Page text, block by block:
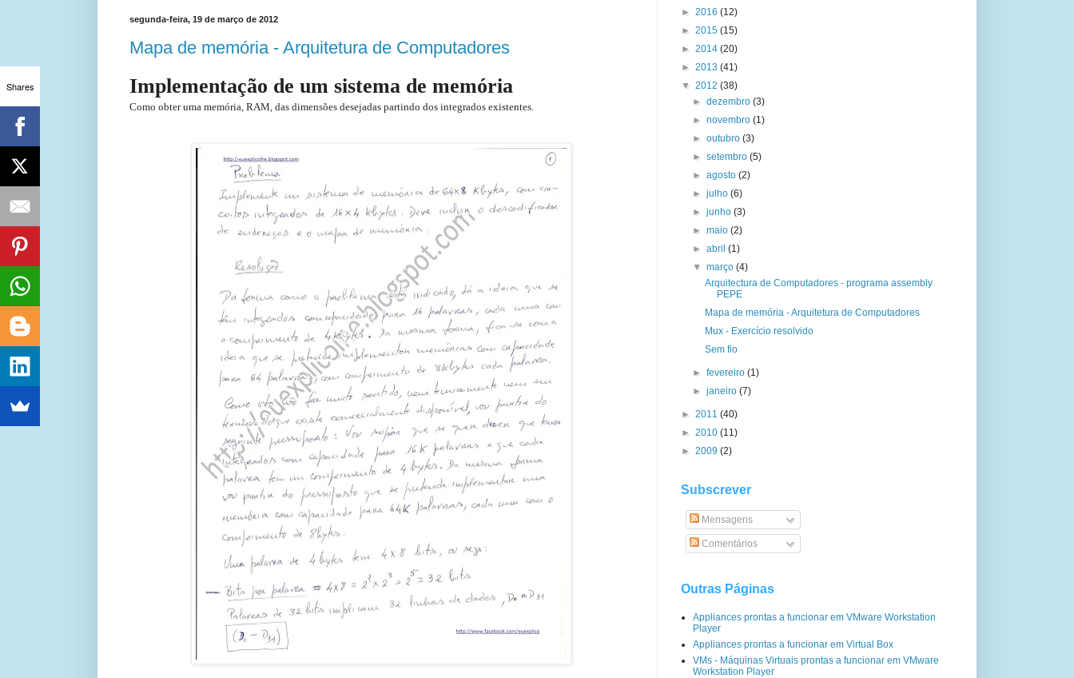
segunda-feira, 19 de março de 2012
Mapa de memória - Arquitetura de Computadores
Implementação de um sistema de memória
Como obter uma memória, RAM, das dimensões desejadas partindo dos integrados existentes.
► 2016 (12)
► 2015 (15)
► 2014 (20)
► 2013 (41)
▼ 2012 (38)
►dezembro(3)
►novembro(1)
►outubro(3)
►setembro(5)
►agosto(2)
►julho(6)
►junho(3)
►maio(2)
►abril(1)
▼março(4)
Arquitectura de Computadores - programa assembly
PEPE
Mapa de memória - Arquitetura de Computadores
Mux - Exercício resolvido
Sem fio
►fevereiro(1)
►janeiro(7)
► 2011 (40)
► 2010 (11)
► 2009 (2)
Subscrever
Mensagens
Comentários
Outras Páginas
Appliances prontas a funcionar em VMware Workstation
Player
Appliances prontas a funcionar em Virtual Box
VMs - Máquinas Virtuais prontas a funcionar em VMware
Workstation Player
Shares